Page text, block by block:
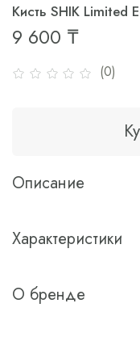
(0)
Кисть SHIK Limited
9 600 ₸
Описание
Характеристики
О бренде